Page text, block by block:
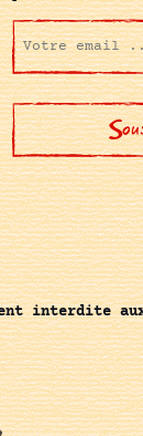
interdite aux